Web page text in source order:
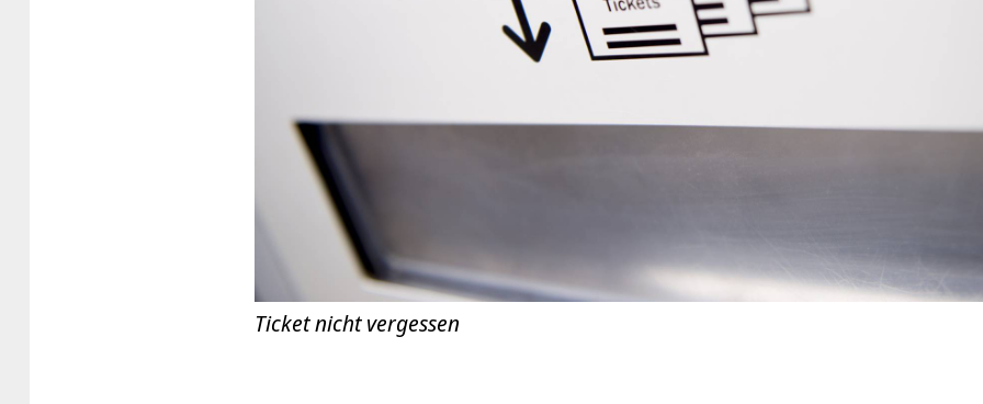
Ticket nicht vergessen